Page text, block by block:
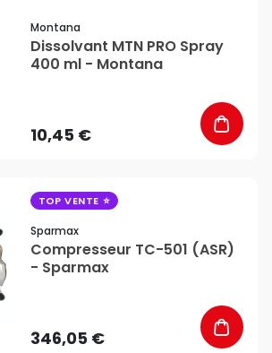
Montana
Dissolvant MTN PRO Spray
400 ml - Montana
10,45 €
TOP VENTE
Sparmax
Compresseur TC-501 (ASR)
- Sparmax
346,05 €